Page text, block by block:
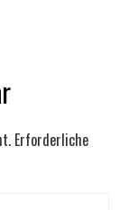
Erforderliche